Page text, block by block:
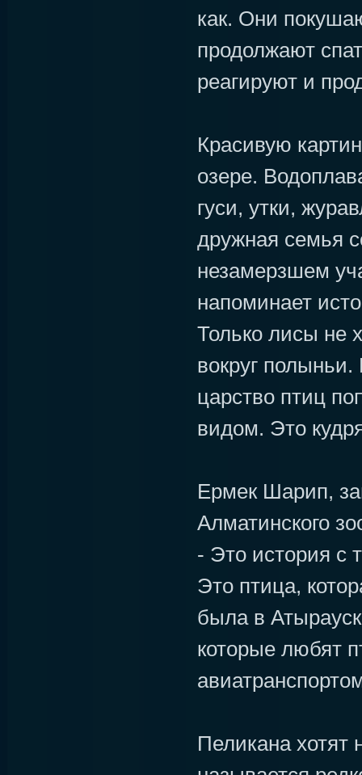
как. Они
продолжают
реагируют и
Красивую
озере.
гуси, утки,
дружная семья
незамерзшем
напоминает
Только лисы не
вокруг
царство птиц
видом. Это
Ермек Шарип,
Алматинского
- Это история с
Это птица,
была в
которые любят
Пеликана хотят